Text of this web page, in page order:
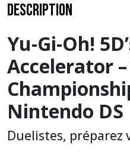
Description
Yu-Gi-Oh!
Accelerator
Nintendo DS
Duelistes, préparez